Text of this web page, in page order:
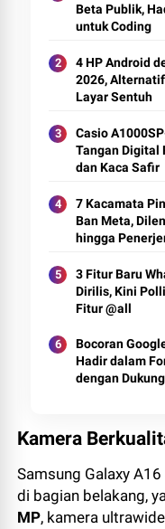
Beta Publik,
untuk Coding
4 HP Android
2026,
Layar Sentuh
Casio
Tangan Digital
dan Kaca Safir
7 Kacamata
Ban Meta,
hingga
3 Fitur Baru
Dirilis, Kini
Fitur @all
Bocoran
Hadir dalam
dengan
Kamera
Samsung Galaxy
di bagian belakang,
MP, kamera ultrawide